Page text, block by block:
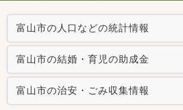
富山市の人口などの統計情報
富山市の結婚・育児の助成金
富山市の治安・ごみ収集情報